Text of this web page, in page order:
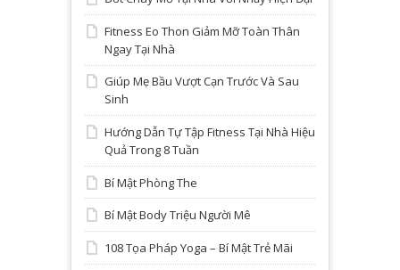
Fitness Eo Thon Giảm Mỡ Toàn Thân
Ngay Tại Nhà
Giúp Mẹ Bầu Vượt Cạn Trước Và Sau
Sinh
Hướng Dẫn Tự Tập Fitness Tại Nhà Hiệu
Quả Trong 8 Tuần
Bí Mật Phòng The
Bí Mật Body Triệu Người Mê
108 Tọa Pháp Yoga – Bí Mật Trẻ Mãi